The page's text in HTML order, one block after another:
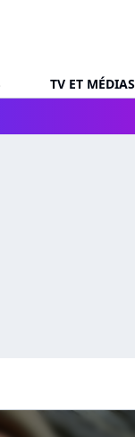
TV ET MÉDIAS